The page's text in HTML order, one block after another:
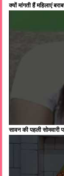
क्यों मांगती हैं महिलाएं
सावन की पहली सोमवारी